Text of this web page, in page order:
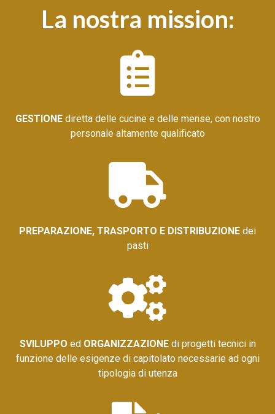
La nostra mission:
GESTIONEdiretta delle cucine e delle mense, con nostro
personale altamente qualificato
PREPARAZIONE, TRASPORTO E DISTRIBUZIONE dei
pasti
SVILUPPO ed ORGANIZZAZIONEdi progetti tecnici in
funzione delle esigenze di capitolato necessarie ad ogni
tipologia di utenza